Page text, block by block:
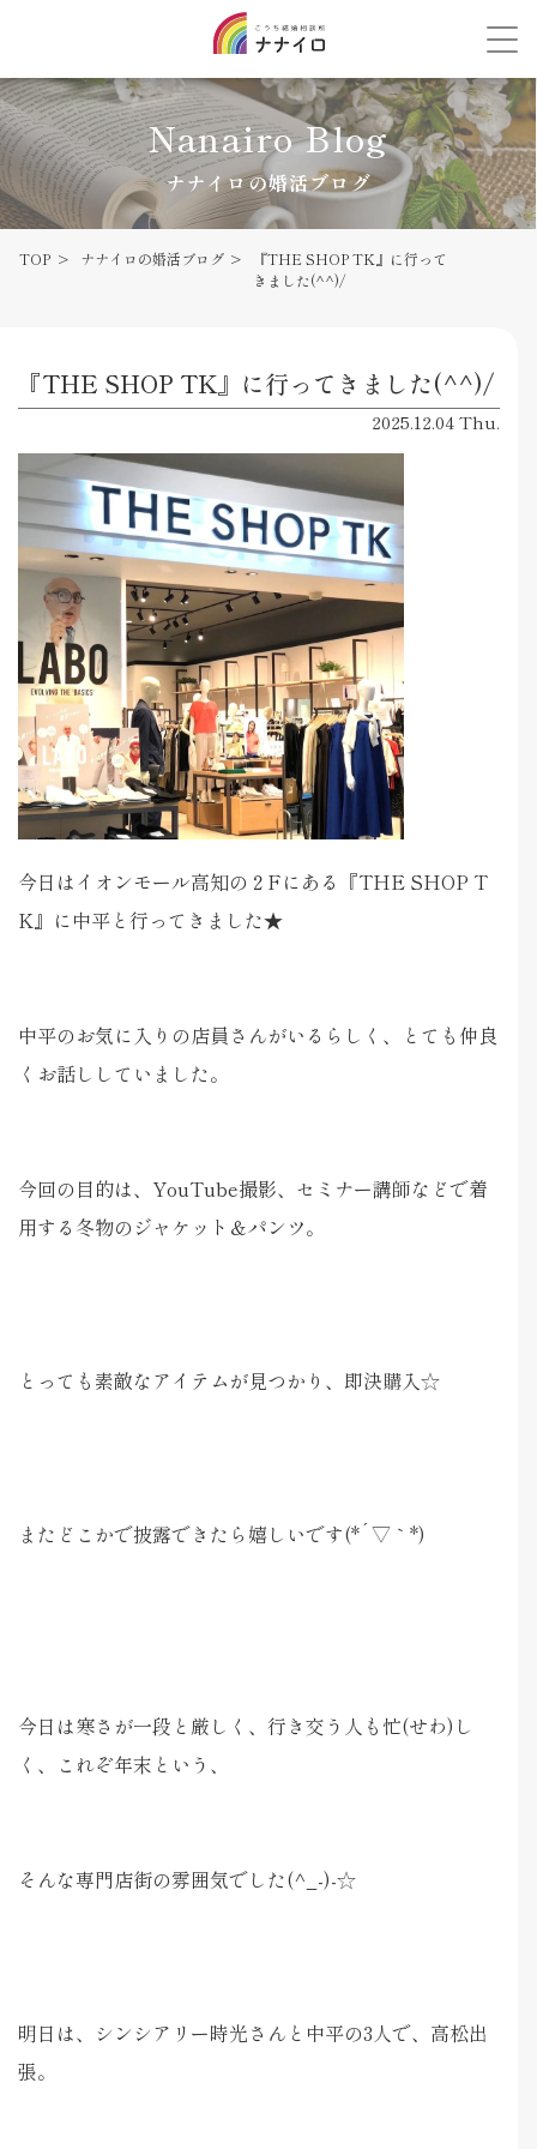
Nanairo Blog
ナナイロの婚活ブログ
TOP ナナイロの婚活ブログ
『THE SHOP TK』に行って
きました(^^)/
『THE SHOP TK』に行ってきました(^^)/
2025.12.04 Thu.
今日はイオンモール高知の２Fにある『THE SHOP T
K』に中平と行ってきました★
中平のお気に入りの店員さんがいるらしく、とても仲良
くお話ししていました。
今回の目的は、YouTube撮影、セミナー講師などで着
用する冬物のジャケット＆パンツ。
とっても素敵なアイテムが見つかり、即決購入☆
またどこかで披露できたら嬉しいです(*´▽｀*)
今日は寒さが一段と厳しく、行き交う人も忙(せわ)し
く、これぞ年末という、
そんな専門店街の雰囲気でした(^_-)-☆
明日は、シンシアリー時光さんと中平の3人で、高松出
張。